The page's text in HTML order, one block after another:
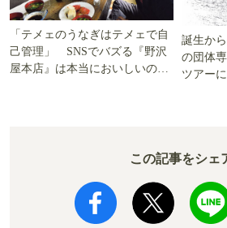
「テメェのうなぎはテメェで自
己管理」 SNSでバズる『野沢
屋本店』は本当においしいの
誕生か
の団体
ツアー
この記事をシェ